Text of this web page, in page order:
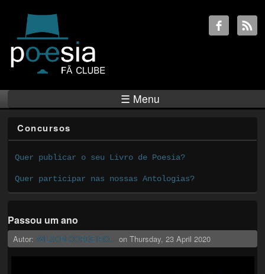
☰ Menu
Concursos
Quer publicar o seu Livro de Poesia?
Quer participar nas nossas Antologias?
Passou um ano
Autor:WILSON CORDEIRO... onThursday, 23 April 2020